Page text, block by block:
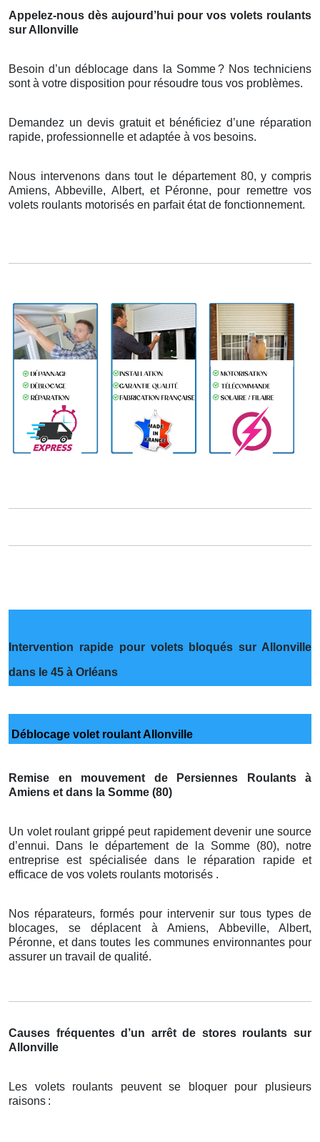
Appelez-nous dès aujourd’hui pour vos volets roulants
sur Allonville
Besoin d’un déblocage dans la Somme? Nos techniciens
sontà votre disposition pour résoudre tous vos probl èmes.
Demandez un devis gratuit et bénéficiez d’une réparation
rapide, professionnelle et adaptée à vos besoins.
Nous intervenons dans tout le département 80, y compris
Amiens, Abbeville, Albert, et Péronne, pour remettre vos
volets roulants motorisés en parfait état de fonctionnement.
Intervention rapide pour volets bloqués sur Allonville
dans le 45 à Orléans
Déblocage volet roulant Allonville
Remise en mouvement de Persiennes Roulants à
Amiens et dans la Somme (80)
Un volet roulant grippé peut rapidement devenir une source
d’ennui. Dans le département de la Somme (80), notre
entreprise est spécialisée dans le réparation rapide et
efficace de vos volets roulants motorisés .
Nos réparateurs, formés pour intervenir sur tous types de
blocages, se déplacent à Amiens, Abbeville, Albert,
Péronne, et dans toutes les communes environnantes pour
assurer un travail de qualité.
Causes fréquentes d’un arrêt de stores roulants sur
Allonville
Les volets roulants peuvent se bloquer pour plusieurs
raisons :